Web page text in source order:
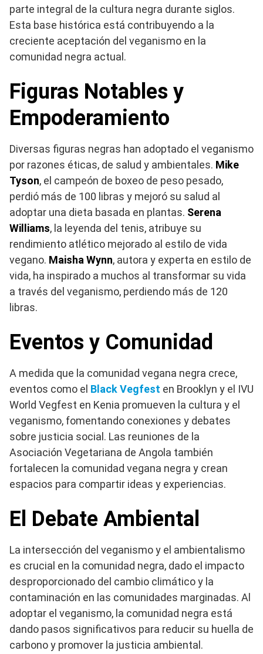
parte integral de la cultura negra durante siglos.
Esta base histórica está contribuyendo a la
creciente aceptación del veganismo en la
comunidad negra actual.
Figuras Notables y
Empoderamiento
Diversas figuras negras han adoptado el veganismo
por razones éticas, de salud y ambientales. Mike
Tyson, el campeón de boxeo de peso pesado,
perdió más de 100 libras y mejoró su salud al
adoptar una dieta basada en plantas. Serena
Williams, la leyenda del tenis, atribuye su
rendimiento atlético mejorado al estilo de vida
vegano. Maisha Wynn, autora y experta en estilo de
vida, ha inspirado a muchos al transformar su vida
a través del veganismo, perdiendo más de 120
libras.
Eventos y Comunidad
A medida que la comunidad vegana negra crece,
eventos como el Black Vegfest en Brooklyn y el IVU
World Vegfest en Kenia promueven la cultura y el
veganismo, fomentando conexiones y debates
sobre justicia social. Las reuniones de la
Asociación Vegetariana de Angola también
fortalecen la comunidad vegana negra y crean
espacios para compartir ideas y experiencias.
El Debate Ambiental
La intersección del veganismo y el ambientalismo
es crucial en la comunidad negra, dado el impacto
desproporcionado del cambio climático y la
contaminación en las comunidades marginadas. Al
adoptar el veganismo, la comunidad negra está
dando pasos significativos para reducir su huella de
carbono y promover la justicia ambiental.